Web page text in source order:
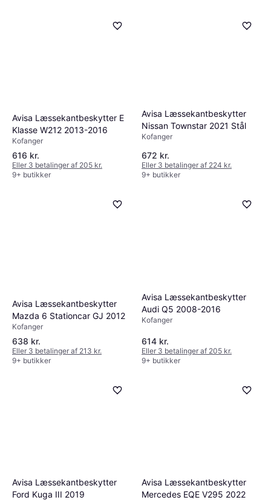
Avisa Læssekantbeskytter E
Klasse W212 2013-2016
Kofanger
616 kr.
Eller 3 betalinger af 205 kr.
9+ butikker
Avisa Læssekantbeskytter
Nissan Townstar 2021 Stål
Kofanger
672 kr.
Eller 3 betalinger af 224 kr.
9+ butikker
Avisa Læssekantbeskytter
Mazda 6 Stationcar GJ 2012
Kofanger
638 kr.
Eller 3 betalinger af 213 kr.
9+ butikker
Avisa Læssekantbeskytter
Audi Q5 2008-2016
Kofanger
614 kr.
Eller 3 betalinger af 205 kr.
9+ butikker
Avisa Læssekantbeskytter
Ford Kuga III 2019
Avisa Læssekantbeskytter
Mercedes EQE V295 2022